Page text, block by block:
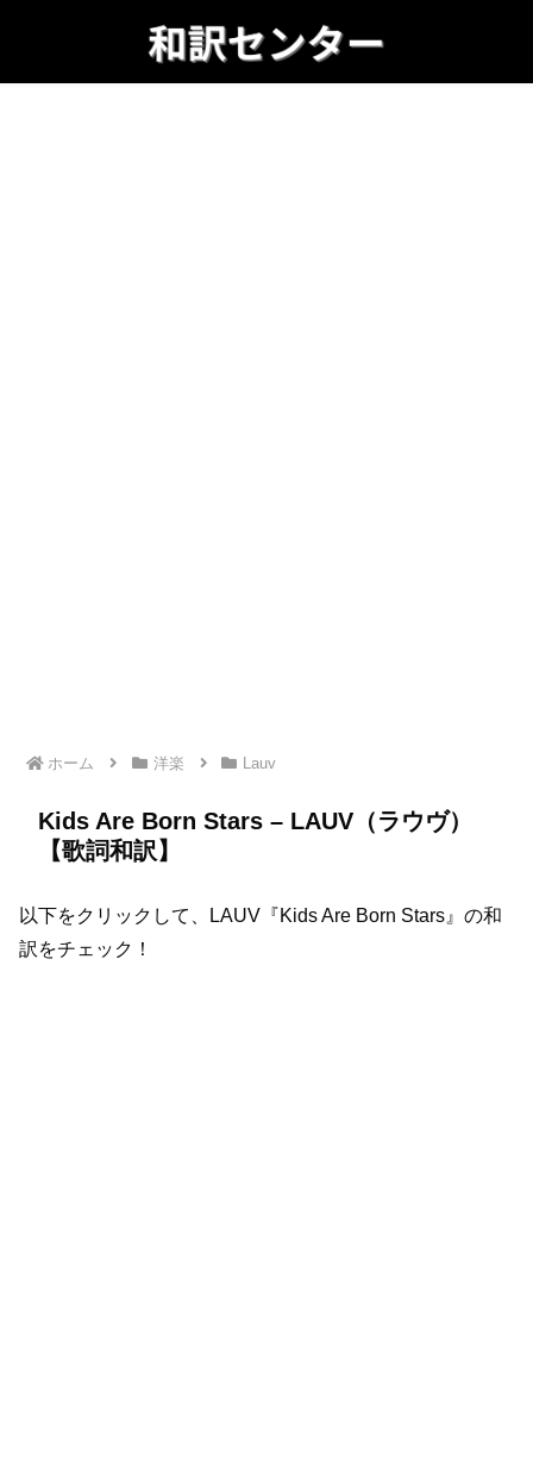
ホーム 洋楽 Lauv
Kids Are Born Stars – LAUV（ラウヴ）
【歌詞和訳】
以下をクリックして、LAUV『Kids Are Born Stars』の和
訳をチェック！